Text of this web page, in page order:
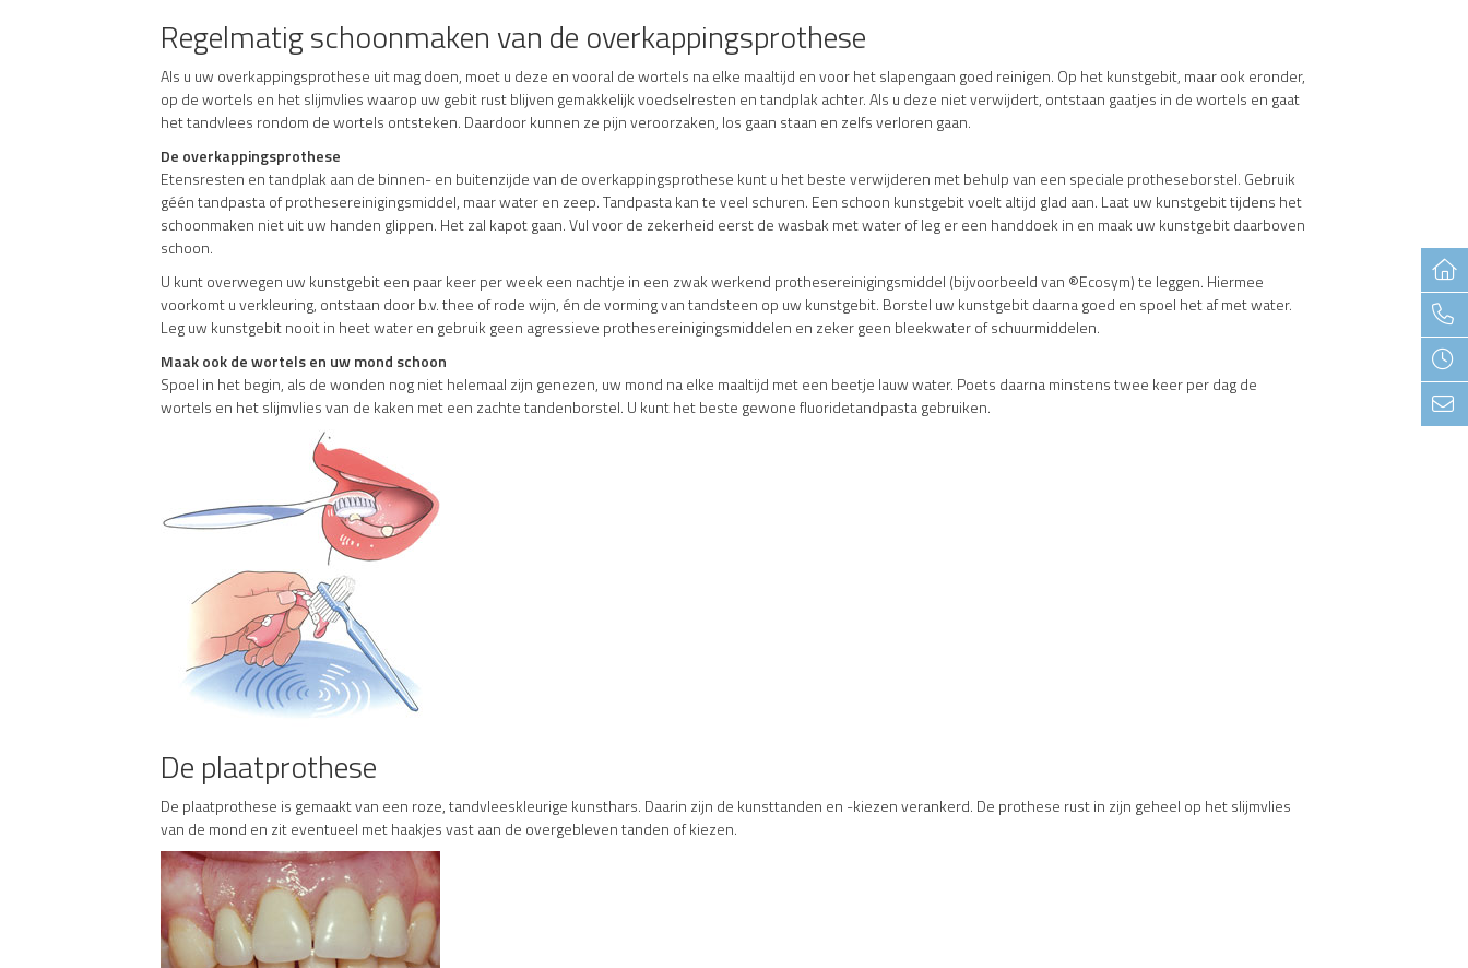
Regelmatig schoonmaken van de overkappingsprothese
Als u uw overkappingsprothese uit mag doen, moet u deze en vooral de wortels na elke maaltijd en voor het slapengaan goed reinigen. Op het kunstgebit, maar ook eronder,
op de wortels en het slijmvlies waarop uw gebit rust blijven gemakkelijk voedselresten en tandplak achter. Als u deze niet verwijdert, ontstaan gaatjes in de wortels en gaat
het tandvlees rondom de wortels ontsteken. Daardoor kunnen ze pijn veroorzaken, los gaan staan en zelfs verloren gaan.
De overkappingsprothese
Etensresten en tandplak aan de binnen- en buitenzijde van de overkappingsprothese kunt u het beste verwijderen met behulp van een speciale protheseborstel. Gebruik
géén tandpasta of prothesereinigingsmiddel, maar water en zeep. Tandpasta kan te veel schuren. Een schoon kunstgebit voelt altijd glad aan. Laat uw kunstgebit tijdens het
schoonmaken niet uit uw handen glippen. Het zal kapot gaan. Vul voor de zekerheid eerst de wasbak met water of leg er een handdoek in en maak uw kunstgebit daarboven
schoon.
U kunt overwegen uw kunstgebit een paar keer per week een nachtje in een zwak werkend prothesereinigingsmiddel (bijvoorbeeld van ®Ecosym) te leggen. Hiermee
voorkomt u verkleuring, ontstaan door b.v. thee of rode wijn, én de vorming van tandsteen op uw kunstgebit. Borstel uw kunstgebit daarna goed en spoel het af met water.
Leg uw kunstgebit nooit in heet water en gebruik geen agressieve prothesereinigingsmiddelen en zeker geen bleekwater of schuurmiddelen.
Maak ook de wortels en uw mond schoon
Spoel in het begin, als de wonden nog niet helemaal zijn genezen, uw mond na elke maaltijd met een beetje lauw water. Poets daarna minstens twee keer per dag de
wortels en het slijmvlies van de kaken met een zachte tandenborstel. U kunt het beste gewone fluoridetandpasta gebruiken.
De plaatprothese
De plaatprothese is gemaakt van een roze, tandvleeskleurige kunsthars. Daarin zijn de kunsttanden en -kiezen verankerd. De prothese rust in zijn geheel op het slijmvlies
van de mond en zit eventueel met haakjes vast aan de overgebleven tanden of kiezen.